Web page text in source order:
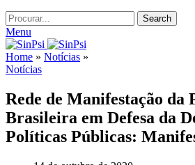
Search
Menu
Home » Notícias »
Notícias
Rede de Manifestação da
Brasileira em Defesa da
Políticas Públicas: